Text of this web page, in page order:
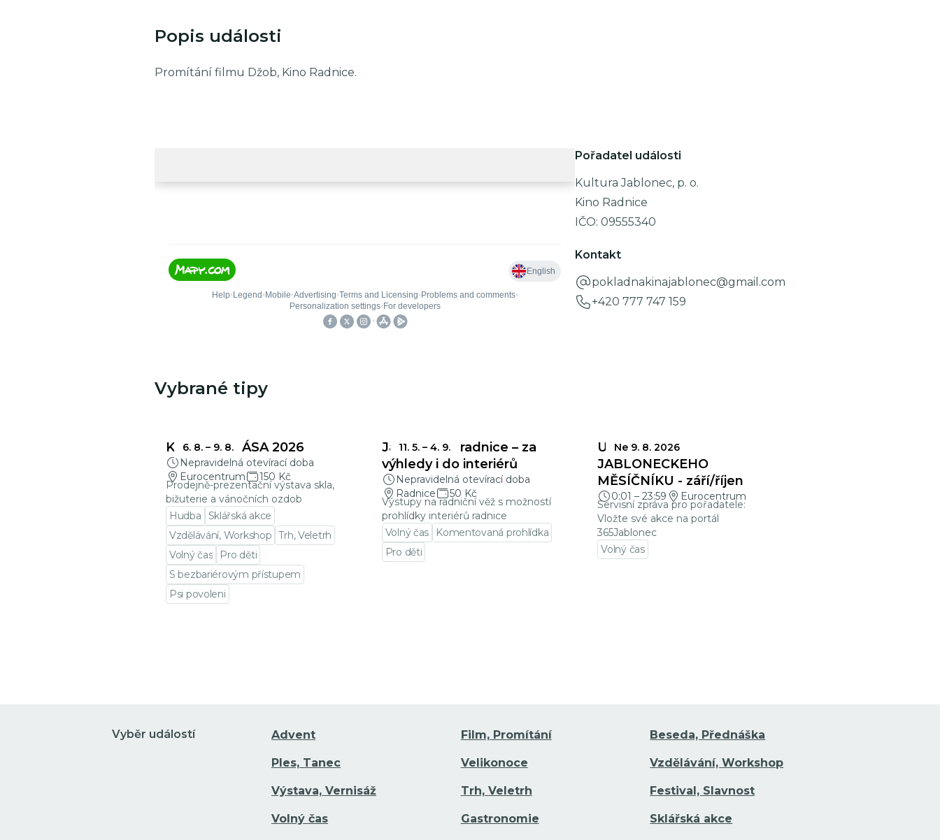
Popis události
Promítání filmu Džob, Kino Radnice.
Pořadatel události
Kultura Jablonec, p. o.
Kino Radnice
IČO: 09555340
Kontakt
pokladnakinajablonec@gmail.com
+420 777 747 159
Vybrané tipy
6. 8. – 9. 8.
KŘEHKÁ KRÁSA 2026
Nepravidelná otevírací doba
Eurocentrum
150 Kč
Prodejně-prezentační výstava skla,
bižuterie a vánočních ozdob
Hudba
Sklářská akce
Vzdělávání, Workshop Trh, Veletrh
Volný čas
Pro děti
S bezbariérovým přístupem
Psi povoleni
11. 5. – 4. 9.
Jablonecká radnice – za
výhledy i do interiérů
Nepravidelná otevírací doba
Radnice
50 Kč
Výstupy na radniční věž s možností
prohlídky interiérů radnice
Volný čas
Komentovaná prohlídka
Pro děti
Ne 9. 8. 2026
UZÁVĚRKY
JABLONECKÉHO
MĚSÍČNÍKU - září/říjen
0:01 – 23:59 Eurocentrum
Servisní zpráva pro pořadatele:
Vložte své akce na portál
365Jablonec
Volný čas
Vyběr událostí Advent Film, Promítání Beseda, Přednáška
Ples, Tanec Velikonoce Vzdělávání, Workshop
Výstava, Vernisáž Trh, Veletrh Festival, Slavnost
Volný čas Gastronomie Sklářská akce